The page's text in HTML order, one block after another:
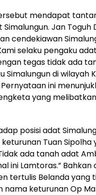
mendapat
Jan Toguh
cendekiawan
selaku pengaku
tegas tidak ada
Simalungun di wilayah
Pernyataan ini
yang
posisi adat
Tuan Sipolha
ada tanah adat
ini Lamtoras.” Bahkan
tertulis Belanda yang
nama keturunan Op